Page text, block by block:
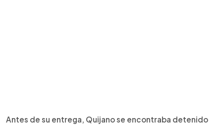
Antes de su entrega, Quijano se encontraba detenido